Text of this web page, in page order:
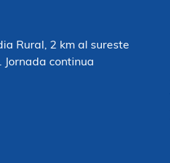
Rural, 2 km al sureste
Jornada continua